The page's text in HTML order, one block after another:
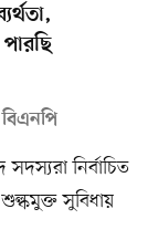
নির্বাচিত
সুবিধায়